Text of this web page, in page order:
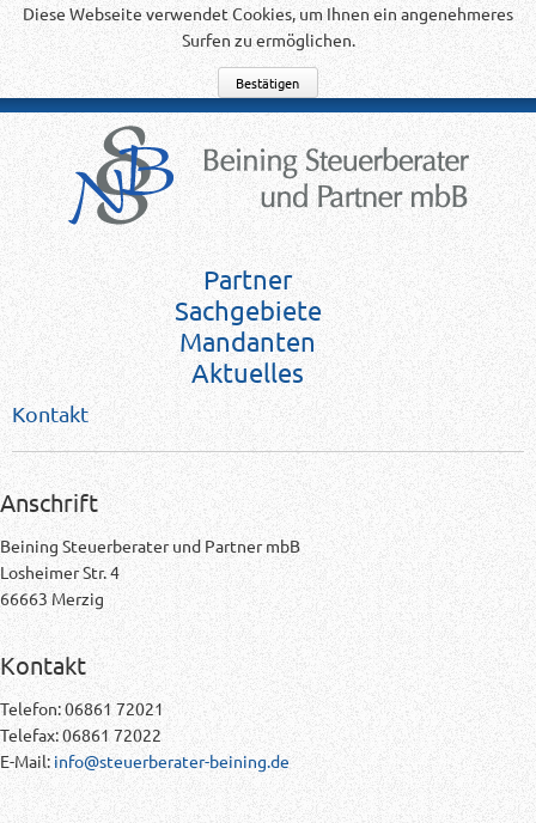
Diese Webseite verwendet Cookies, um Ihnen ein angenehmeres
Surfen zu ermöglichen.
Partner
Sachgebiete
Mandanten
Aktuelles
Kontakt
Anschrift
Beining Steuerberater und Partner mbB
Losheimer Str. 4
66663 Merzig
Kontakt
Telefon: 06861 72021
Telefax: 06861 72022
E-Mail: info@steuerberater-beining.de